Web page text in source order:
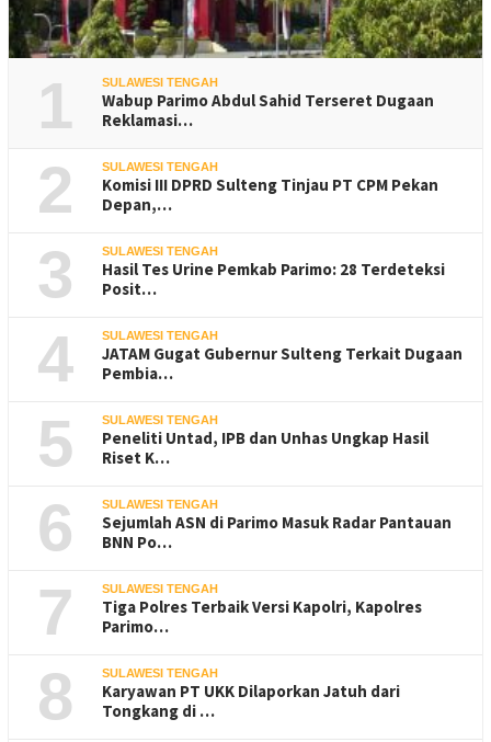
1 SULAWESI TENGAH
Wabup Parimo Abdul Sahid Terseret Dugaan
Reklamasi…
2 SULAWESI TENGAH
Komisi III DPRD Sulteng Tinjau PT CPM Pekan
Depan,…
3 SULAWESI TENGAH
Hasil Tes Urine Pemkab Parimo: 28 Terdeteksi
Posit…
4 SULAWESI TENGAH
JATAM Gugat Gubernur Sulteng Terkait Dugaan
Pembia…
5 SULAWESI TENGAH
Peneliti Untad, IPB dan Unhas Ungkap Hasil
Riset K…
6 SULAWESI TENGAH
Sejumlah ASN di Parimo Masuk Radar Pantauan
BNN Po…
7 SULAWESI TENGAH
Tiga Polres Terbaik Versi Kapolri, Kapolres
Parimo…
8 SULAWESI TENGAH
Karyawan PT UKK Dilaporkan Jatuh dari
Tongkang di …